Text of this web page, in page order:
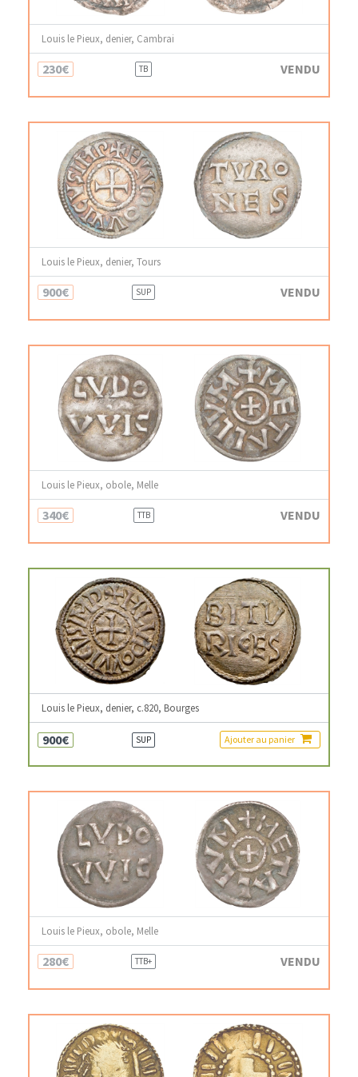
Louis le Pieux, denier, Cambrai
230€ TB VENDU
Louis le Pieux, denier, Tours
900€ SUP VENDU
Louis le Pieux, obole, Melle
340€ TTB VENDU
Louis le Pieux, denier, c.820, Bourges
900€ SUP Ajouter au panier
Louis le Pieux, obole, Melle
280€ TTB+ VENDU